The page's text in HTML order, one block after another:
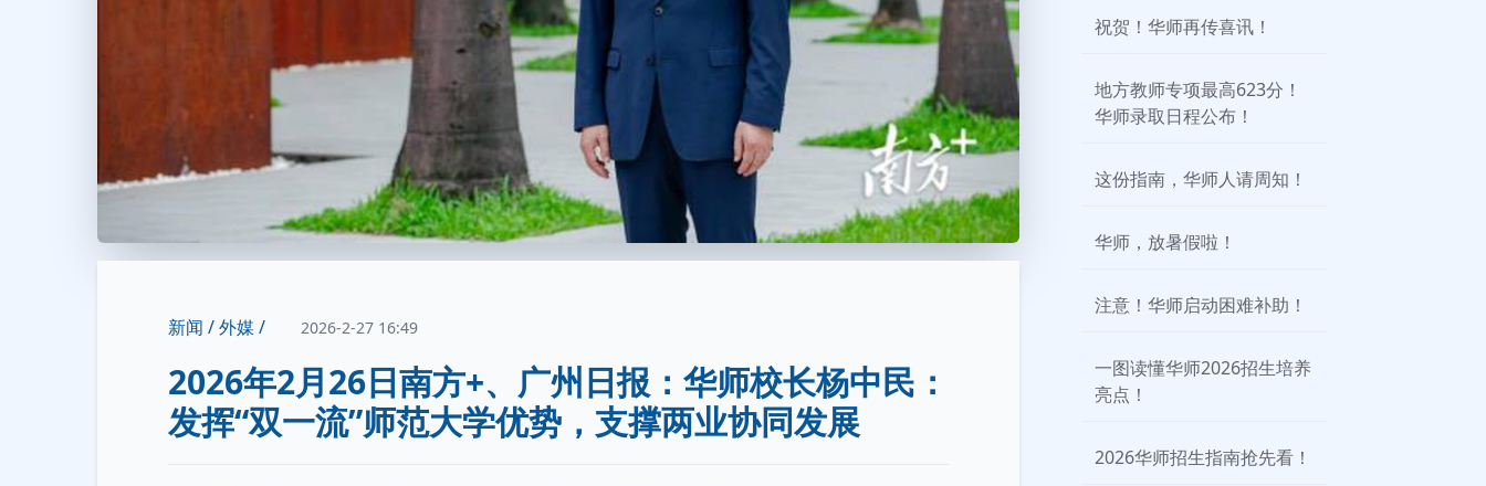
新闻 /外媒 / 2026-2-27 16:49
2026年2月26日南方+、广州日报：华师校长杨中民：
发挥“双一流”师范大学优势，支撑两业协同发展
祝贺！华师再传喜讯！
地方教师专项最高623分！
华师录取日程公布！
这份指南，华师人请周知！
华师，放暑假啦！
注意！华师启动困难补助！
一图读懂华师2026招生培养
亮点！
2026华师招生指南抢先看！